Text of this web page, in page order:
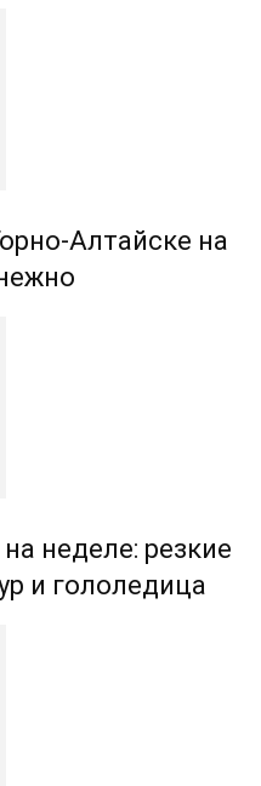
Алтайске на
неделе: резкие
и гололедица